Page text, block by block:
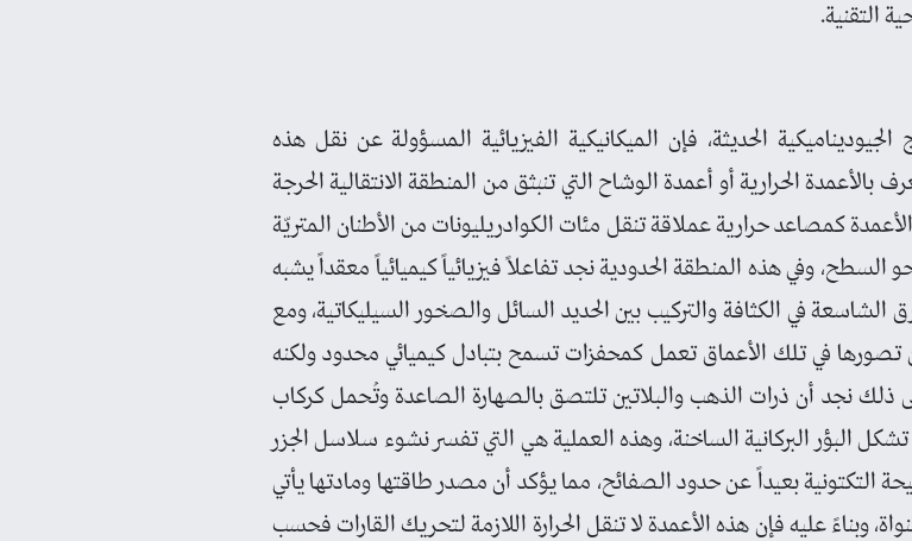
التقنية.
الحديثة، فإن الميكانيكية الفيزيائية المسؤولة عن نقل هذه
الحرارية أو أعمدة الوشاح التي تنبثق من المنطقة الانتقالية الحرجة
كمصاعد حرارية عملاقة تنقل مئات الكوادريليونات من الأطنان المتريّة
وفي هذه المنطقة الحدودية نجد تفاعلاً فيزيائياً كيميائياً معقداً يشبه
الشاسعة في الكثافة والتركيب بين الحديد السائل والصخور السيليكاتية، ومع
تصورها في تلك الأعماق تعمل كمحفزات تسمح بتبادل كيميائي محدود ولكنه
ذلك نجد أن ذرات الذهب والبلاتين تلتصق بالصهارة الصاعدة وتُحمل كركاب
البؤر البركانية الساخنة، وهذه العملية هي التي تفسر نشوء سلاسل الجزر
التكتونية بعيداً عن حدود الصفائح، مما يؤكد أن مصدر طاقتها ومادتها يأتي
وبناءً عليه فإن هذه الأعمدة لا تنقل الحرارة اللازمة لتحريك القارات فحسب